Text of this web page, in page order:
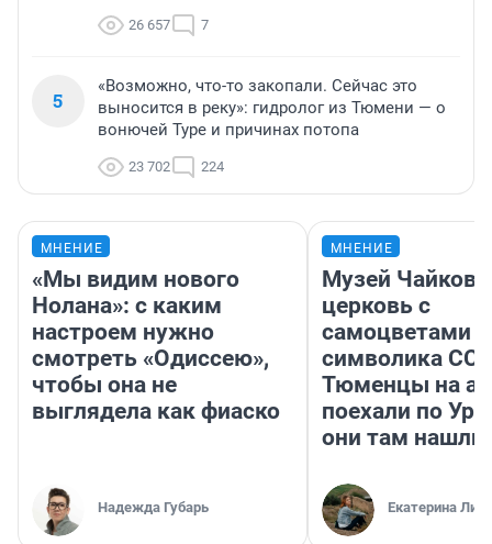
26 657 7
5
«Возможно, что-то закопали. Сейчас это
выносится в реку»: гидролог из Тюмени — о
вонючей Туре и причинах потопа
23 702 224
МНЕНИЕ
«Мы видим нового
Нолана»: с каким
настроем нужно
смотреть «Одиссею»,
чтобы она не
выглядела как фиаско
Надежда Губарь
МНЕНИЕ
Музей
церковь с
самоцветами
символика
Тюменцы на
поехали по
они там нашли
Екатерина